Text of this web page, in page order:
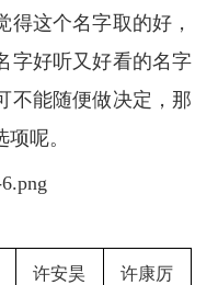
得这个名字取的好，
字好听又好看的名字
不能随便做决定，那
呢。
许安昊 许康厉